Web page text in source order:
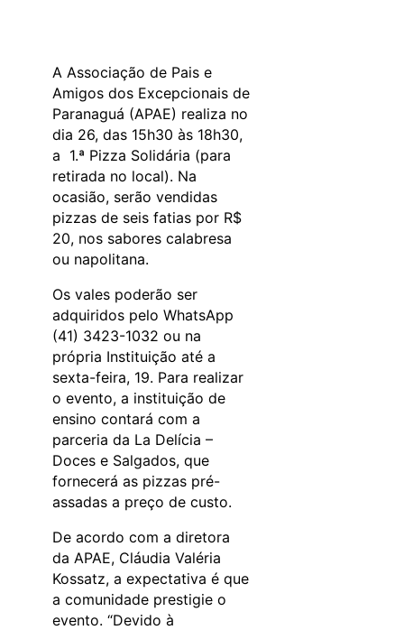
A Associação de Pais e
Amigos dos Excepcionais de
Paranaguá (APAE) realiza no
dia 26, das 15h30 às 18h30,
a 1.ª Pizza Solidária (para
retirada no local). Na
ocasião, serão vendidas
pizzas de seis fatias por R$
20, nos sabores calabresa
ou napolitana.
Os vales poderão ser
adquiridos pelo WhatsApp
(41) 3423-1032 ou na
própria Instituição até a
sexta-feira, 19. Para realizar
o evento, a instituição de
ensino contará com a
parceria da La Delícia –
Doces e Salgados, que
fornecerá as pizzas pré-
assadas a preço de custo.
De acordo com a diretora
da APAE, Cláudia Valéria
Kossatz, a expectativa é que
a comunidade prestigie o
evento. “Devido à